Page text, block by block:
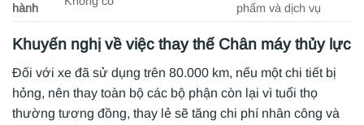
hành
phẩm và dịch vụ
Khuyến nghị về việc thay thế Chân máy thủy lực
Đối với xe đã sử dụng trên 80.000 km, nếu một chi tiết bị
hỏng, nên thay toàn bộ các bộ phận còn lại vì tuổi thọ
thường tương đồng, thay lẻ sẽ tăng chi phí nhân công và